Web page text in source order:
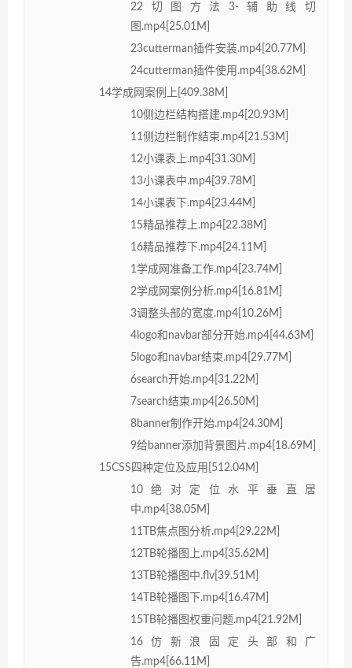
22切图方法3-辅助线切
图.mp4[25.01M]
23cutterman插件安装.mp4[20.77M]
24cutterman插件使用.mp4[38.62M]
14学成网案例上[409.38M]
10侧边栏结构搭建.mp4[20.93M]
11侧边栏制作结束.mp4[21.53M]
12小课表上.mp4[31.30M]
13小课表中.mp4[39.78M]
14小课表下.mp4[23.44M]
15精品推荐上.mp4[22.38M]
16精品推荐下.mp4[24.11M]
1学成网准备工作.mp4[23.74M]
2学成网案例分析.mp4[16.81M]
3调整头部的宽度.mp4[10.26M]
4logo和navbar部分开始.mp4[44.63M]
5logo和navbar结束.mp4[29.77M]
6search开始.mp4[31.22M]
7search结束.mp4[26.50M]
8banner制作开始.mp4[24.30M]
9给banner添加背景图片.mp4[18.69M]
15CSS四种定位及应用[512.04M]
10绝对定位水平垂直居
中.mp4[38.05M]
11TB焦点图分析.mp4[29.22M]
12TB轮播图上.mp4[35.62M]
13TB轮播图中.flv[39.51M]
14TB轮播图下.mp4[16.47M]
15TB轮播图权重问题.mp4[21.92M]
16仿新浪固定头部和广
告.mp4[66.11M]